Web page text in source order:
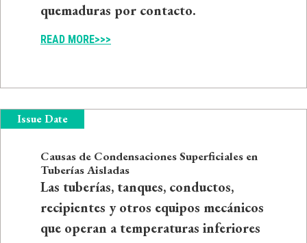
quemaduras por contacto.
READ MORE>>>
Issue Date
Causas de Condensaciones Superficiales en
Tuberías Aisladas
Las tuberías, tanques, conductos,
recipientes y otros equipos mecánicos
que operan a temperaturas inferiores